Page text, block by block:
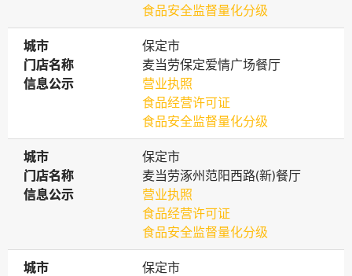
食品安全监督量化分级
城市
城市
保定市
门店名称
门店名称
麦当劳保定爱情广场餐厅
信息公示
信息公示
营业执照
食品经营许可证
食品安全监督量化分级
城市
城市
保定市
门店名称
门店名称
麦当劳涿州范阳西路(新)餐厅
信息公示
信息公示
营业执照
食品经营许可证
食品安全监督量化分级
城市
城市
保定市